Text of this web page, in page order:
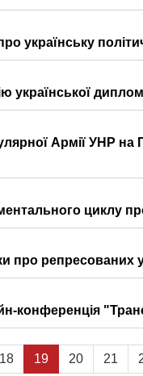
українську
української
Армії УНР на
циклу
про репресованих
конференція
18 19 20 21